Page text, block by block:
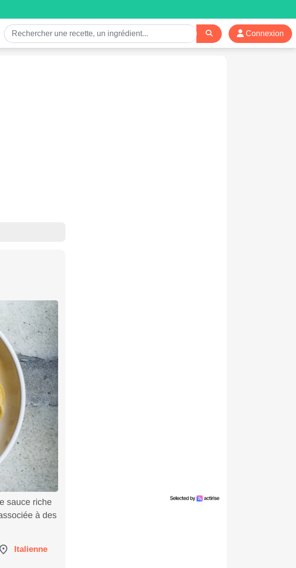
Connexion
sauce riche
à des
Italienne